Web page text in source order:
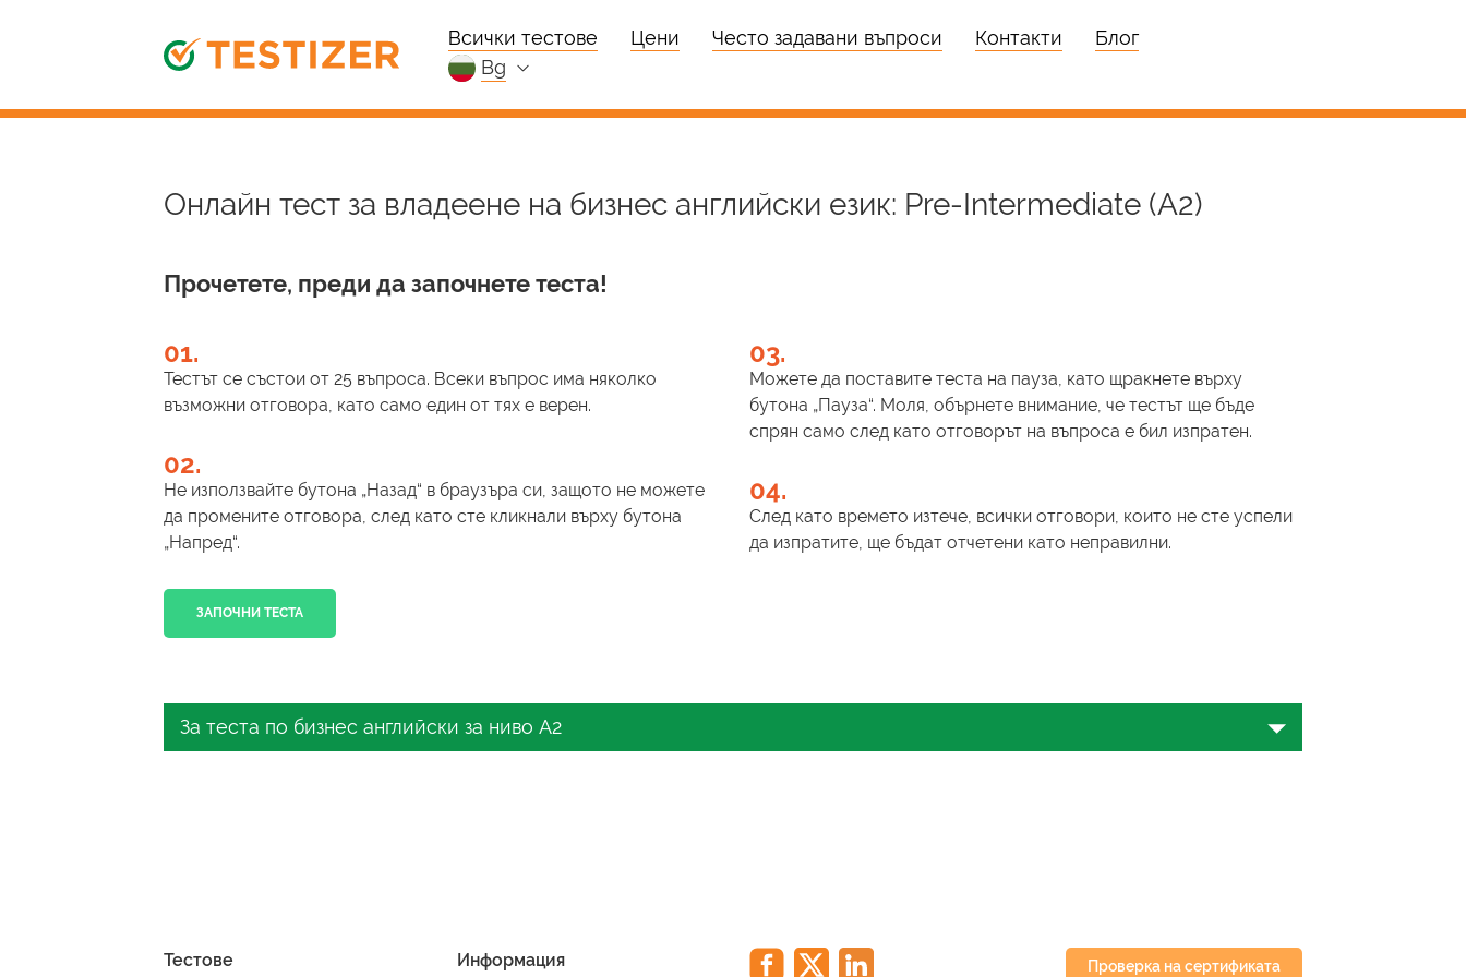
Всички тестове Цени Често задавани въпроси Контакти
Блог
bg
Онлайн тест за владеене на бизнес английски език: Pre-Intermediate (A2)
Прочетете, преди да започнете теста!
01.
Тестът се състои от 25 въпроса. Всеки въпрос има няколко
възможни отговора, като само един от тях е верен.
02.
Не използвайте бутона „Назад“ в браузъра си, защото не можете
да промените отговора, след като сте кликнали върху бутона
„Напред“.
03.
Можете да поставите теста на пауза, като щракнете върху
бутона „Пауза“. Моля, обърнете внимание, че тестът ще бъде
спрян само след като отговорът на въпроса е бил изпратен.
04.
След като времето изтече, всички отговори, които не сте успели
да изпратите, ще бъдат отчетени като неправилни.
ЗАПОЧНИ ТЕСТА
За теста по бизнес английски за ниво А2
Тестове Информация Проверка на сертификата